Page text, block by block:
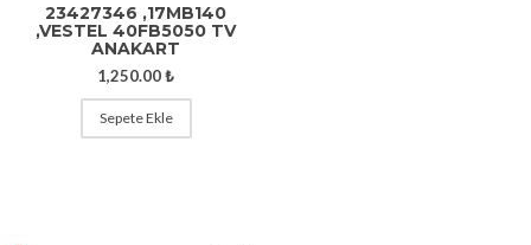
23427346 ,17MB140
,VESTEL 40FB5050 TV
ANAKART
1,250.00₺
Sepete Ekle